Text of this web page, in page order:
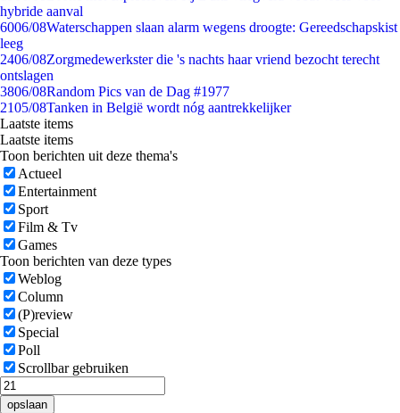
hybride aanval
6006/08Waterschappen slaan alarm wegens droogte: Gereedschapskist
leeg
2406/08Zorgmedewerkster die 's nachts haar vriend bezocht terecht
ontslagen
3806/08Random Pics van de Dag #1977
2105/08Tanken in België wordt nóg aantrekkelijker
Laatste items
Laatste items
Toon berichten uit deze thema's
Actueel
Entertainment
Sport
Film & Tv
Games
Toon berichten van deze types
Weblog
Column
(P)review
Special
Poll
Scrollbar gebruiken
opslaan